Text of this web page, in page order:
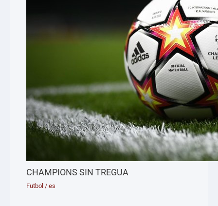
CHAMPIONS SIN TREGUA
Futbol /es